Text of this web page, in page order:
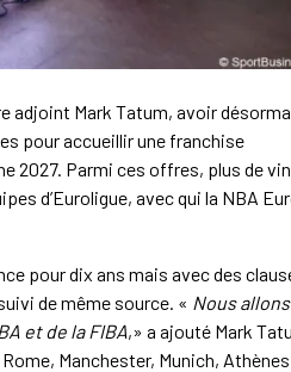
adjoint Mark Tatum, avoir
pour accueillir une franchise
2027. Parmi ces offres, plus de
d’Euroligue, avec qui la NBA
pour dix ans mais avec des
de même source. « Nous allons
et de la FIBA,» a ajouté Mark
Manchester, Munich,